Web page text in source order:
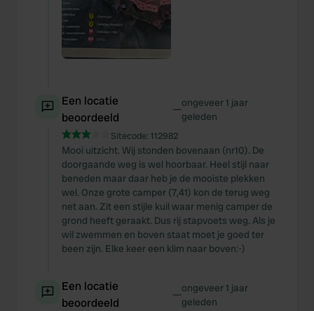
Een locatie
beoordeeld
—ongeveer 1 jaar
geleden
Sitecode: 112982
Mooi uitzicht. Wij stonden bovenaan (nr10). De
doorgaande weg is wel hoorbaar. Heel stijl naar
beneden maar daar heb je de mooiste plekken
wel. Onze grote camper (7,41) kon de terug weg
net aan. Zit een stijle kuil waar menig camper de
grond heeft geraakt. Dus rij stapvoets weg. Als je
wil zwemmen en boven staat moet je goed ter
been zijn. Elke keer een klim naar boven:-)
Een locatie
beoordeeld
—ongeveer 1 jaar
geleden